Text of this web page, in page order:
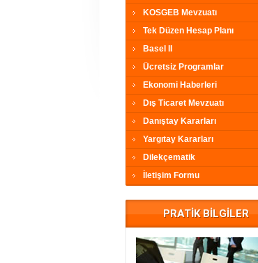
KOSGEB Mevzuatı
Tek Düzen Hesap Planı
Basel II
Ücretsiz Programlar
Ekonomi Haberleri
Dış Ticaret Mevzuatı
Danıştay Kararları
Yargıtay Kararları
Dilekçematik
İletişim Formu
PRATİK BİLGİLER